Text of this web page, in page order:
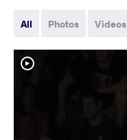
All Photos Videos